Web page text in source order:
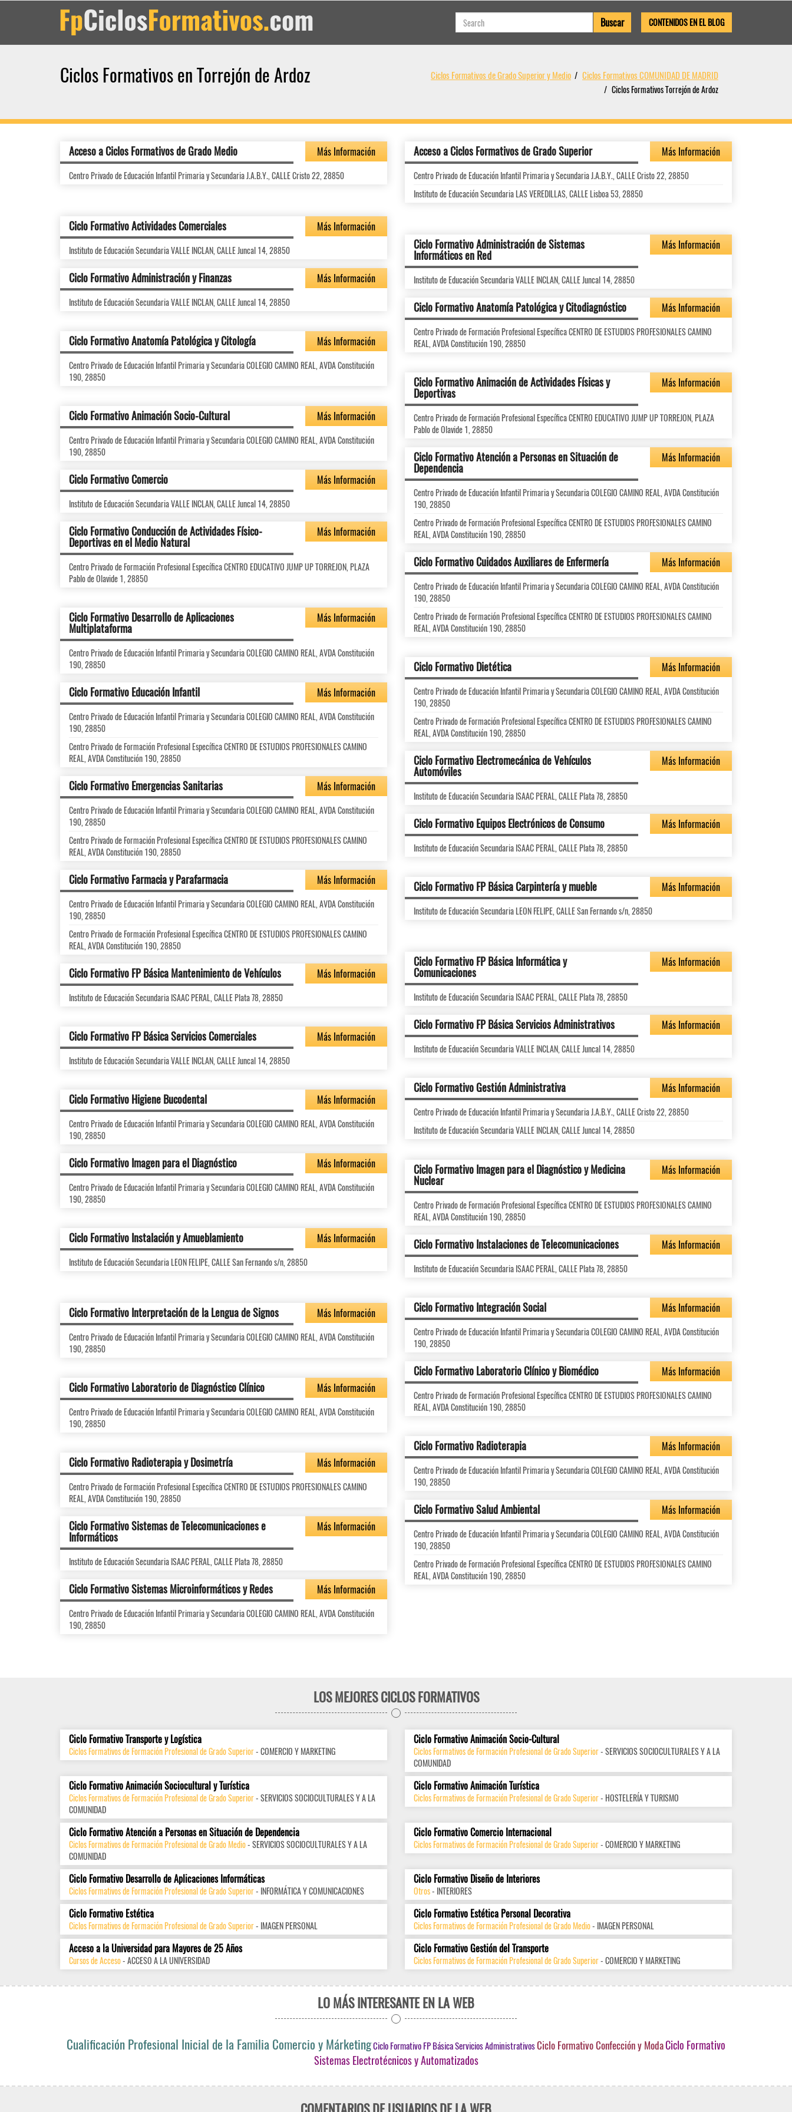
CONTENIDOS EN EL BLOG
Ciclos Formativos en Torrejón de Ardoz Ciclos Formativos de Grado Superior y Medio Ciclos Formativos COMUNIDAD DE MADRID
Ciclos Formativos Torrejón de Ardoz
Acceso a Ciclos Formativos de Grado Medio Más Información
Centro Privado de Educación Infantil Primaria y Secundaria J.A.B.Y., CALLE Cristo 22, 28850
Acceso a Ciclos Formativos de Grado Superior Más Información
Centro Privado de Educación Infantil Primaria y Secundaria J.A.B.Y., CALLE Cristo 22, 28850
Instituto de Educación Secundaria LAS VEREDILLAS, CALLE Lisboa 53, 28850
Ciclo Formativo Actividades Comerciales Más Información
Instituto de Educación Secundaria VALLE INCLAN, CALLE Juncal 14, 28850 Ciclo Formativo Administración de Sistemas
Informáticos en Red
Más Información
Instituto de Educación Secundaria VALLE INCLAN, CALLE Juncal 14, 28850
Ciclo Formativo Administración y Finanzas Más Información
Instituto de Educación Secundaria VALLE INCLAN, CALLE Juncal 14, 28850 Ciclo Formativo Anatomía Patológica y Citodiagnóstico Más Información
Centro Privado de Formación Profesional Específica CENTRO DE ESTUDIOS PROFESIONALES CAMINO
REAL, AVDA Constitución 190, 28850
Ciclo Formativo Anatomía Patológica y Citología Más Información
Centro Privado de Educación Infantil Primaria y Secundaria COLEGIO CAMINO REAL, AVDA Constitución
190, 28850
Ciclo Formativo Animación de Actividades Físicas y
Deportivas
Más Información
Centro Privado de Formación Profesional Específica CENTRO EDUCATIVO JUMP UP TORREJON, PLAZA
Pablo de Olavide 1, 28850
Ciclo Formativo Animación Socio-Cultural Más Información
Centro Privado de Educación Infantil Primaria y Secundaria COLEGIO CAMINO REAL, AVDA Constitución
190, 28850
Ciclo Formativo Atención a Personas en Situación de
Dependencia
Más Información
Centro Privado de Educación Infantil Primaria y Secundaria COLEGIO CAMINO REAL, AVDA Constitución
190, 28850
Centro Privado de Formación Profesional Específica CENTRO DE ESTUDIOS PROFESIONALES CAMINO
REAL, AVDA Constitución 190, 28850
Ciclo Formativo Comercio Más Información
Instituto de Educación Secundaria VALLE INCLAN, CALLE Juncal 14, 28850
Ciclo Formativo Conducción de Actividades Físico-
Deportivas en el Medio Natural
Más Información
Centro Privado de Formación Profesional Específica CENTRO EDUCATIVO JUMP UP TORREJON, PLAZA
Pablo de Olavide 1, 28850
Ciclo Formativo Cuidados Auxiliares de Enfermería Más Información
Centro Privado de Educación Infantil Primaria y Secundaria COLEGIO CAMINO REAL, AVDA Constitución
190, 28850
Centro Privado de Formación Profesional Específica CENTRO DE ESTUDIOS PROFESIONALES CAMINO
REAL, AVDA Constitución 190, 28850
Ciclo Formativo Desarrollo de Aplicaciones
Multiplataforma
Más Información
Centro Privado de Educación Infantil Primaria y Secundaria COLEGIO CAMINO REAL, AVDA Constitución
190, 28850
Ciclo Formativo Dietética Más Información
Centro Privado de Educación Infantil Primaria y Secundaria COLEGIO CAMINO REAL, AVDA Constitución
190, 28850
Centro Privado de Formación Profesional Específica CENTRO DE ESTUDIOS PROFESIONALES CAMINO
REAL, AVDA Constitución 190, 28850
Ciclo Formativo Educación Infantil Más Información
Centro Privado de Educación Infantil Primaria y Secundaria COLEGIO CAMINO REAL, AVDA Constitución
190, 28850
Centro Privado de Formación Profesional Específica CENTRO DE ESTUDIOS PROFESIONALES CAMINO
REAL, AVDA Constitución 190, 28850
Ciclo Formativo Electromecánica de Vehículos
Automóviles
Más Información
Instituto de Educación Secundaria ISAAC PERAL, CALLE Plata 78, 28850
Ciclo Formativo Emergencias Sanitarias Más Información
Centro Privado de Educación Infantil Primaria y Secundaria COLEGIO CAMINO REAL, AVDA Constitución
190, 28850
Centro Privado de Formación Profesional Específica CENTRO DE ESTUDIOS PROFESIONALES CAMINO
REAL, AVDA Constitución 190, 28850
Ciclo Formativo Equipos Electrónicos de Consumo Más Información
Instituto de Educación Secundaria ISAAC PERAL, CALLE Plata 78, 28850
Ciclo Formativo Farmacia y Parafarmacia Más Información
Centro Privado de Educación Infantil Primaria y Secundaria COLEGIO CAMINO REAL, AVDA Constitución
190, 28850
Centro Privado de Formación Profesional Específica CENTRO DE ESTUDIOS PROFESIONALES CAMINO
REAL, AVDA Constitución 190, 28850
Ciclo Formativo FP Básica Carpintería y mueble Más Información
Instituto de Educación Secundaria LEON FELIPE, CALLE San Fernando s/n, 28850
Ciclo Formativo FP Básica Informática y
Comunicaciones
Más Información
Instituto de Educación Secundaria ISAAC PERAL, CALLE Plata 78, 28850
Ciclo Formativo FP Básica Mantenimiento de Vehículos Más Información
Instituto de Educación Secundaria ISAAC PERAL, CALLE Plata 78, 28850
Ciclo Formativo FP Básica Servicios Administrativos Más Información
Instituto de Educación Secundaria VALLE INCLAN, CALLE Juncal 14, 28850
Ciclo Formativo FP Básica Servicios Comerciales Más Información
Instituto de Educación Secundaria VALLE INCLAN, CALLE Juncal 14, 28850
Ciclo Formativo Gestión Administrativa Más Información
Centro Privado de Educación Infantil Primaria y Secundaria J.A.B.Y., CALLE Cristo 22, 28850
Instituto de Educación Secundaria VALLE INCLAN, CALLE Juncal 14, 28850
Ciclo Formativo Higiene Bucodental Más Información
Centro Privado de Educación Infantil Primaria y Secundaria COLEGIO CAMINO REAL, AVDA Constitución
190, 28850
Ciclo Formativo Imagen para el Diagnóstico Más Información
Centro Privado de Educación Infantil Primaria y Secundaria COLEGIO CAMINO REAL, AVDA Constitución
190, 28850
Ciclo Formativo Imagen para el Diagnóstico y Medicina
Nuclear
Más Información
Centro Privado de Formación Profesional Específica CENTRO DE ESTUDIOS PROFESIONALES CAMINO
REAL, AVDA Constitución 190, 28850
Ciclo Formativo Instalación y Amueblamiento Más Información
Instituto de Educación Secundaria LEON FELIPE, CALLE San Fernando s/n, 28850
Ciclo Formativo Instalaciones de Telecomunicaciones Más Información
Instituto de Educación Secundaria ISAAC PERAL, CALLE Plata 78, 28850
Ciclo Formativo Integración Social Más Información
Centro Privado de Educación Infantil Primaria y Secundaria COLEGIO CAMINO REAL, AVDA Constitución
190, 28850
Ciclo Formativo Interpretación de la Lengua de Signos Más Información
Centro Privado de Educación Infantil Primaria y Secundaria COLEGIO CAMINO REAL, AVDA Constitución
190, 28850
Ciclo Formativo Laboratorio Clínico y Biomédico Más Información
Centro Privado de Formación Profesional Específica CENTRO DE ESTUDIOS PROFESIONALES CAMINO
REAL, AVDA Constitución 190, 28850
Ciclo Formativo Laboratorio de Diagnóstico Clínico Más Información
Centro Privado de Educación Infantil Primaria y Secundaria COLEGIO CAMINO REAL, AVDA Constitución
190, 28850
Ciclo Formativo Radioterapia Más Información
Centro Privado de Educación Infantil Primaria y Secundaria COLEGIO CAMINO REAL, AVDA Constitución
190, 28850
Ciclo Formativo Radioterapia y Dosimetría Más Información
Centro Privado de Formación Profesional Específica CENTRO DE ESTUDIOS PROFESIONALES CAMINO
REAL, AVDA Constitución 190, 28850
Ciclo Formativo Salud Ambiental Más Información
Centro Privado de Educación Infantil Primaria y Secundaria COLEGIO CAMINO REAL, AVDA Constitución
190, 28850
Centro Privado de Formación Profesional Específica CENTRO DE ESTUDIOS PROFESIONALES CAMINO
REAL, AVDA Constitución 190, 28850
Ciclo Formativo Sistemas de Telecomunicaciones e
Informáticos
Más Información
Instituto de Educación Secundaria ISAAC PERAL, CALLE Plata 78, 28850
Ciclo Formativo Sistemas Microinformáticos y Redes Más Información
Centro Privado de Educación Infantil Primaria y Secundaria COLEGIO CAMINO REAL, AVDA Constitución
190, 28850
LOS MEJORES CICLOS FORMATIVOS
Ciclo Formativo Transporte y Logística
Ciclos Formativos de Formación Profesional de Grado Superior- COMERCIO Y MARKETING
Ciclo Formativo Animación Socio-Cultural
Ciclos Formativos de Formación Profesional de Grado Superior- SERVICIOS SOCIOCULTURALES Y A LA
COMUNIDAD
Ciclo Formativo Animación Sociocultural y Turística
Ciclos Formativos de Formación Profesional de Grado Superior- SERVICIOS SOCIOCULTURALES Y A LA
COMUNIDAD
Ciclo Formativo Animación Turística
Ciclos Formativos de Formación Profesional de Grado Superior- HOSTELERÍA Y TURISMO
Ciclo Formativo Atención a Personas en Situación de Dependencia
Ciclos Formativos de Formación Profesional de Grado Medio- SERVICIOS SOCIOCULTURALES Y A LA
COMUNIDAD
Ciclo Formativo Comercio Internacional
Ciclos Formativos de Formación Profesional de Grado Superior- COMERCIO Y MARKETING
Ciclo Formativo Desarrollo de Aplicaciones Informáticas
Ciclos Formativos de Formación Profesional de Grado Superior- INFORMÁTICA Y COMUNICACIONES
Ciclo Formativo Diseño de Interiores
Otros- INTERIORES
Ciclo Formativo Estética
Ciclos Formativos de Formación Profesional de Grado Superior- IMAGEN PERSONAL
Ciclo Formativo Estética Personal Decorativa
Ciclos Formativos de Formación Profesional de Grado Medio- IMAGEN PERSONAL
Acceso a la Universidad para Mayores de 25 Años
Cursos de Acceso- ACCESO A LA UNIVERSIDAD
Ciclo Formativo Gestión del Transporte
Ciclos Formativos de Formación Profesional de Grado Superior- COMERCIO Y MARKETING
LO MÁS INTERESANTE EN LA WEB
Cualificación Profesional Inicial de la Familia Comercio y MárketingCiclo Formativo FP Básica Servicios AdministrativosCiclo Formativo Confección y ModaCiclo Formativo
Sistemas Electrotécnicos y Automatizados